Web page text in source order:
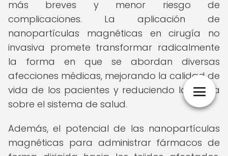
más breves y menor riesgo de
complicaciones. La aplicación de
nanopartículas magnéticas en cirugía no
invasiva promete transformar radicalmente
la forma en que se abordan diversas
afecciones médicas, mejorando la calidad de
vida de los pacientes y reduciendo la carga
sobre el sistema de salud.
Además, el potencial de las nanopartículas
magnéticas para administrar fármacos de